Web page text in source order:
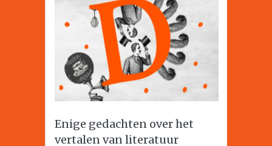
Enige gedachten over het
vertalen van literatuur